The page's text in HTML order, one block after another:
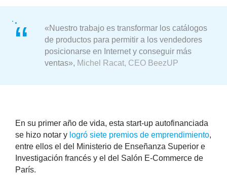
«Nuestro trabajo es transformar los catálogos
de productos para permitir a los vendedores
posicionarse en Internet y conseguir más
ventas», Michel Racat, CEO BeezUP
En su primer año de vida, esta start-up autofinanciada
se hizo notar y logró siete premios de emprendimiento,
entre ellos el del Ministerio de Enseñanza Superior e
Investigación francés y el del Salón E-Commerce de
París.